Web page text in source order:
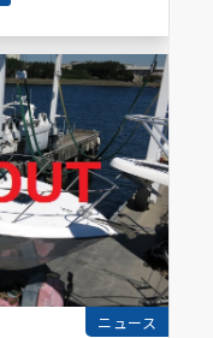
ニュース